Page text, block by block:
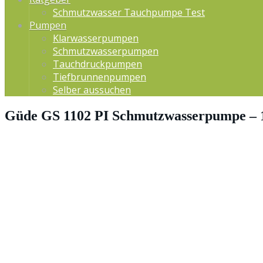
Schmutzwasser Tauchpumpe Test
Pumpen
Klarwasserpumpen
Schmutzwasserpumpen
Tauchdruckpumpen
Tiefbrunnenpumpen
Selber aussuchen
Güde GS 1102 PI Schmutzwasserpumpe –